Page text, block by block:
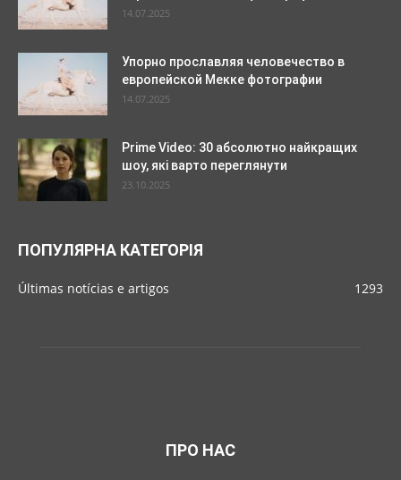
14.07.2025
Упорно прославляя человечество в
европейской Мекке фотографии
14.07.2025
Prime Video: 30 абсолютно найкращих
шоу, які варто переглянути
23.10.2025
ПОПУЛЯРНА КАТЕГОРІЯ
Últimas notícias e artigos 1293
ПРО НАС